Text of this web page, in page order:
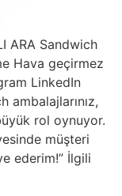
ARA Sandwich
Hava geçirmez
LinkedIn
ambalajlarınız,
rol oynuyor.
müşteri
ederim!” İlgili